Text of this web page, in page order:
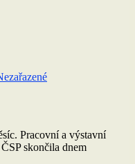
Pracovní a výstavní
skončila dnem